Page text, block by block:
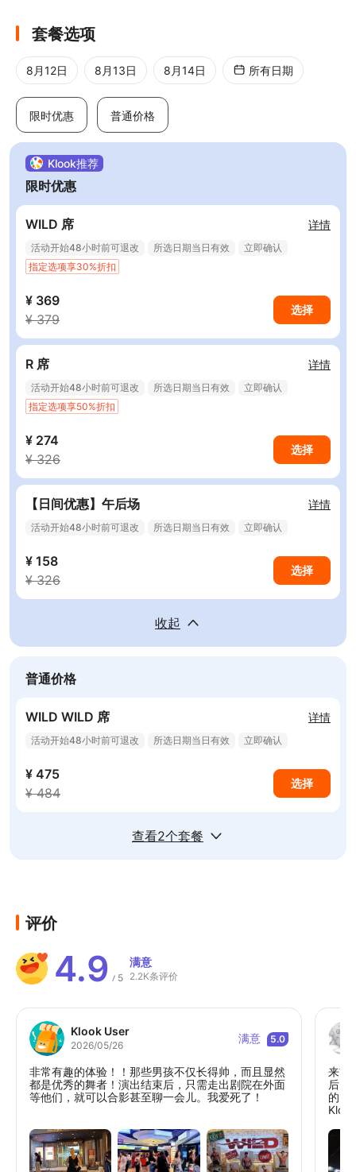
套餐选项
8月12日 8月13日 8月14日 所有日期
限时优惠 普通价格
Klook推荐
限时优惠
WILD 席 详情
活动开始48小时前可退改 所选日期当日有效
立即确认
指定选项享30%折扣
¥ 369
¥ 379
选择
R 席 详情
活动开始48小时前可退改 所选日期当日有效
立即确认
指定选项享50%折扣
¥ 274
¥ 326
选择
【日间优惠】午后场 详情
活动开始48小时前可退改 所选日期当日有效 立即确认
¥ 158
¥ 326
选择
收起
普通价格
WILD WILD 席 详情
活动开始48小时前可退改 所选日期当日有效 立即确认
¥ 475
¥ 484
选择
查看2个套餐
评价
4.9 / 5
满意
2.2K条评价
Klook User
2026/05/26 满意 5.0
非常有趣的体验！！那些男孩不仅长得帅，而且显然
都是优秀的舞者！演出结束后，只需走出剧院在外面
等他们，就可以合影甚至聊一会儿。我爱死了！
来首
后，
的，
我买